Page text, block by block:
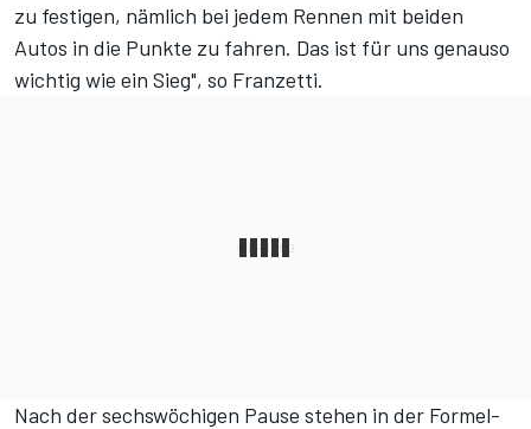
zu festigen, nämlich bei jedem Rennen mit beiden
Autos in die Punkte zu fahren. Das ist für uns genauso
wichtig wie ein Sieg", so Franzetti.
Nach der sechswöchigen Pause stehen in der Formel-